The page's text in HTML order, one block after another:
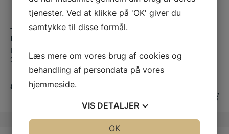
TOP LANG 1/2″ X 13/16″. 6
KT. EASYDRIVE.
Længde: 77mm Dybde:
31mm Dimaeter/Ø: 30mm
83,00DKK
Top kort 3/8" x 19mm. 6 kt.
EasyDrive. Længde:
30mm...
tjenester. Ved at klikke på 'OK' giver du
samtykke til disse formål.
Læs mere om vores brug af cookies og
behandling af persondata på vores
hjemmeside.
VIS DETALJER
OK